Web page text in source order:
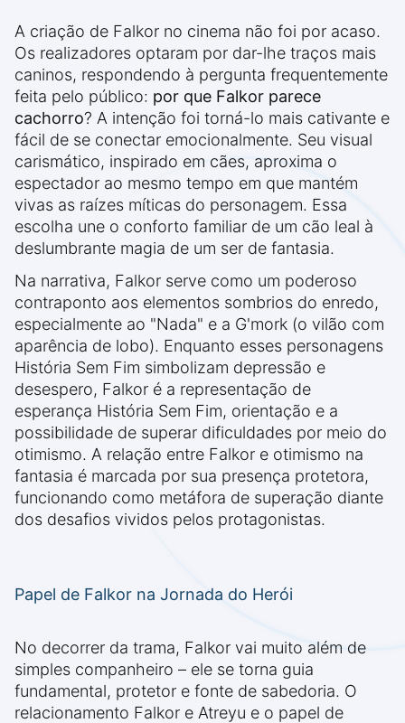
A criação de Falkor no cinema não foi por acaso.
Os realizadores optaram por dar-lhe traços mais
caninos, respondendo à pergunta frequentemente
feita pelo público: por que Falkor parece
cachorro? A intenção foi torná-lo mais cativante e
fácil de se conectar emocionalmente. Seu visual
carismático, inspirado em cães, aproxima o
espectador ao mesmo tempo em que mantém
vivas as raízes míticas do personagem. Essa
escolha une o conforto familiar de um cão leal à
deslumbrante magia de um ser de fantasia.
Na narrativa, Falkor serve como um poderoso
contraponto aos elementos sombrios do enredo,
especialmente ao "Nada" e a G'mork (o vilão com
aparência de lobo). Enquanto esses personagens
História Sem Fim simbolizam depressão e
desespero, Falkor é a representação de
esperança História Sem Fim, orientação e a
possibilidade de superar dificuldades por meio do
otimismo. A relação entre Falkor e otimismo na
fantasia é marcada por sua presença protetora,
funcionando como metáfora de superação diante
dos desafios vividos pelos protagonistas.
Papel de Falkor na Jornada do Herói
No decorrer da trama, Falkor vai muito além de
simples companheiro – ele se torna guia
fundamental, protetor e fonte de sabedoria. O
relacionamento Falkor e Atreyu e o papel de